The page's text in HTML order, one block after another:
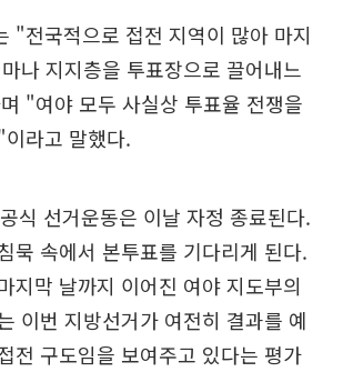
"전국적으로 접전 지역이 많아 마지
나 지지층을 투표장으로 끌어내느
"여야 모두 사실상 투표율 전쟁을
라고 말했다.
식 선거운동은 이날 자정 종료된다.
묵 속에서 본투표를 기다리게 된다.
지막 날까지 이어진 여야 지도부의
이번 지방선거가 여전히 결과를 예
전 구도임을 보여주고 있다는 평가